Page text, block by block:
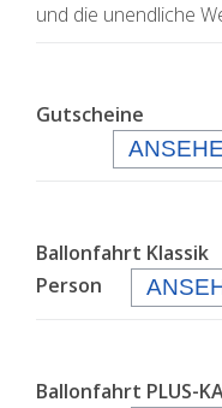
und die unendliche
Ballonfahrt
Person
Ballonfahrt